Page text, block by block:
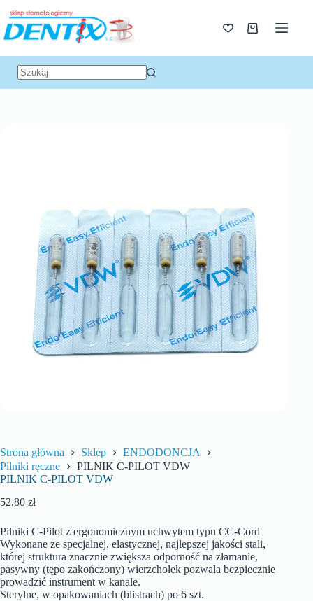
Strona główna Sklep
ENDODONCJA
Pilniki ręczne
PILNIK C-PILOT VDW
PILNIK C-PILOT VDW
52,80 zł
Pilniki C-Pilot z ergonomicznym uchwytem typu CC-Cord
Wykonane ze specjalnej, elastycznej, najlepszej jakości stali,
której struktura znacznie zwiększa odporność na złamanie,
pasywny (tępo zakończony) wierzchołek pozwala bezpiecznie
prowadzić instrument w kanale.
Sterylne, w opakowaniach (blistrach) po 6 szt.